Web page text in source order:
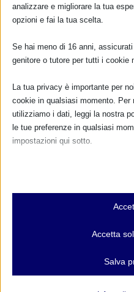
Sam 2017 a Trento
6 Ottobre 2017
RISPONDI
analizzare e migliorare la tua
opzioni e fai la tua scelta.
Se hai meno di 16 anni,
genitore o tutore per tutti i cookie
La tua privacy è importante per
cookie in qualsiasi momento.
utilizziamo i dati, leggi la nostra
le tue preferenze in qualsiasi
impostazioni qui sotto.
Essenziali
I cookie e i servizi essenziali
e servizi non richiedono il
Analitici
Accetta
Salva